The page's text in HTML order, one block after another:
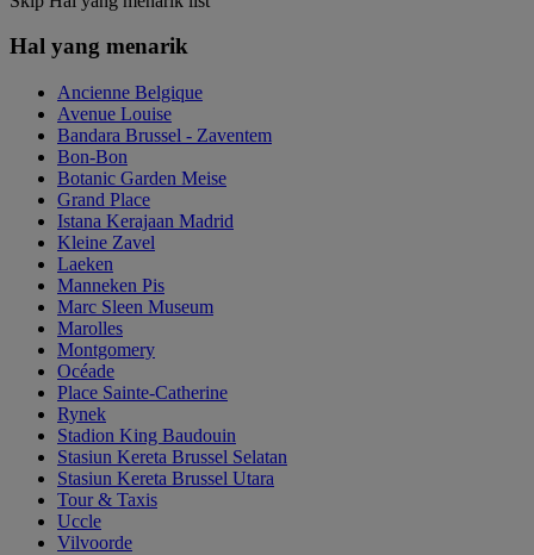
Hal yang menarik
Ancienne Belgique
Avenue Louise
Bandara Brussel - Zaventem
Bon-Bon
Botanic Garden Meise
Grand Place
Istana Kerajaan Madrid
Kleine Zavel
Laeken
Manneken Pis
Marc Sleen Museum
Marolles
Montgomery
Océade
Place Sainte-Catherine
Rynek
Stadion King Baudouin
Stasiun Kereta Brussel Selatan
Stasiun Kereta Brussel Utara
Tour & Taxis
Uccle
Vilvoorde